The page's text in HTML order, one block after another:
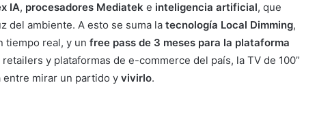
IA, procesadores Mediateke inteligencia artificial, que
del ambiente. A esto se suma la tecnología Local Dimming,
tiempo real, y un free pass de 3 meses para la plataforma
y plataformas de e-commerce del país, la TV de 100”
entre mirar un partido y vivirlo.